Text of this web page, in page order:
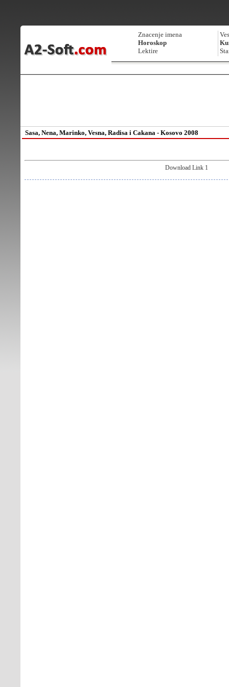
Znacenje imena
Horoskop
Lektire
Sasa, Nena, Marinko, Vesna, Radisa i Cakana - Kosovo 2008
Download Link 1